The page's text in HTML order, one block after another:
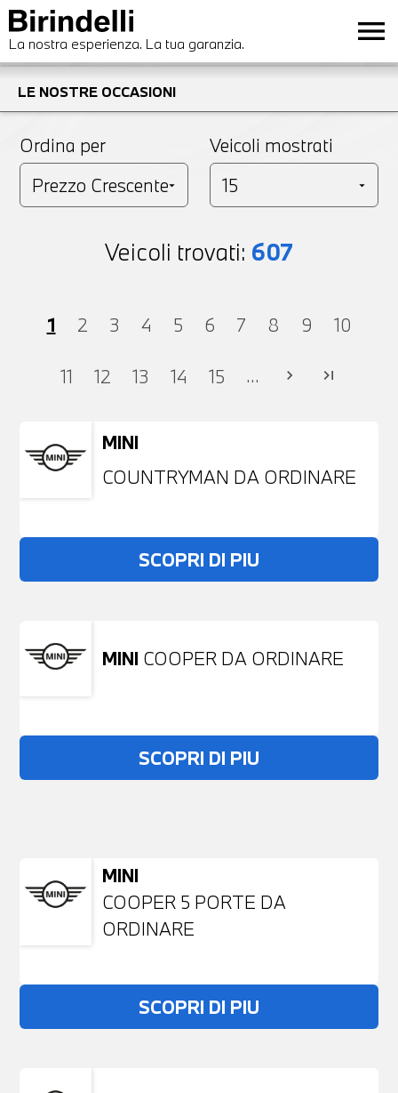
La nostra esperienza. La tua garanzia. menu
LE NOSTRE OCCASIONI
Ordina per Veicoli mostrati
Veicoli trovati: 607
1 2 3 4 5 6 7 8 9 10
11 12 13 14 15 ... chevron_right last_page
MINI
COUNTRYMAN DA ORDINARE
SCOPRI DI PIU
MINI COOPER DA ORDINARE
SCOPRI DI PIU
Non stai trovando ciò che cerchi?
MINI
COOPER 5 PORTE DA
ORDINARE
SCOPRI DI PIU